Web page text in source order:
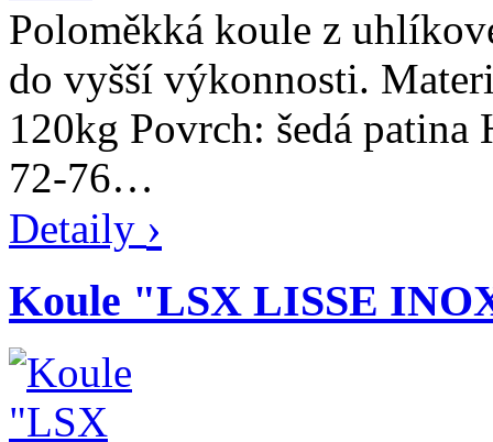
Poloměkká koule z
do vyšší výkonnosti.
120kg Povrch: šedá
72-76…
Detaily ›
Koule "LSX LISSE